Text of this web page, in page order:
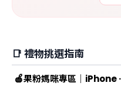
📑 禮物挑選指南
🍎果粉媽咪專區｜